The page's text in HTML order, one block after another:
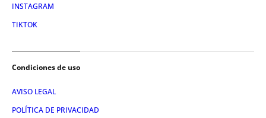
INSTAGRAM
TIKTOK
Condiciones de uso
AVISO LEGAL
POLÍTICA DE PRIVACIDAD